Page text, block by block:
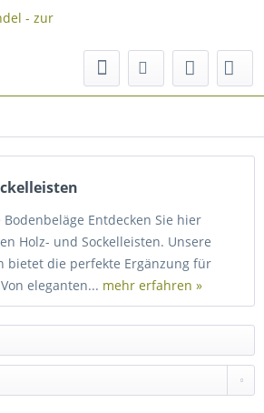
Entdecken Sie hier
Holz- und Sockelleisten. Unsere
bietet die perfekte Ergänzung für
eleganten... mehr erfahren »